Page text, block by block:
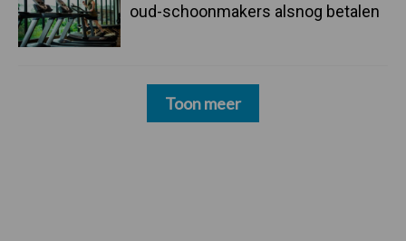
oud-schoonmakers alsnog betalen
Toon meer